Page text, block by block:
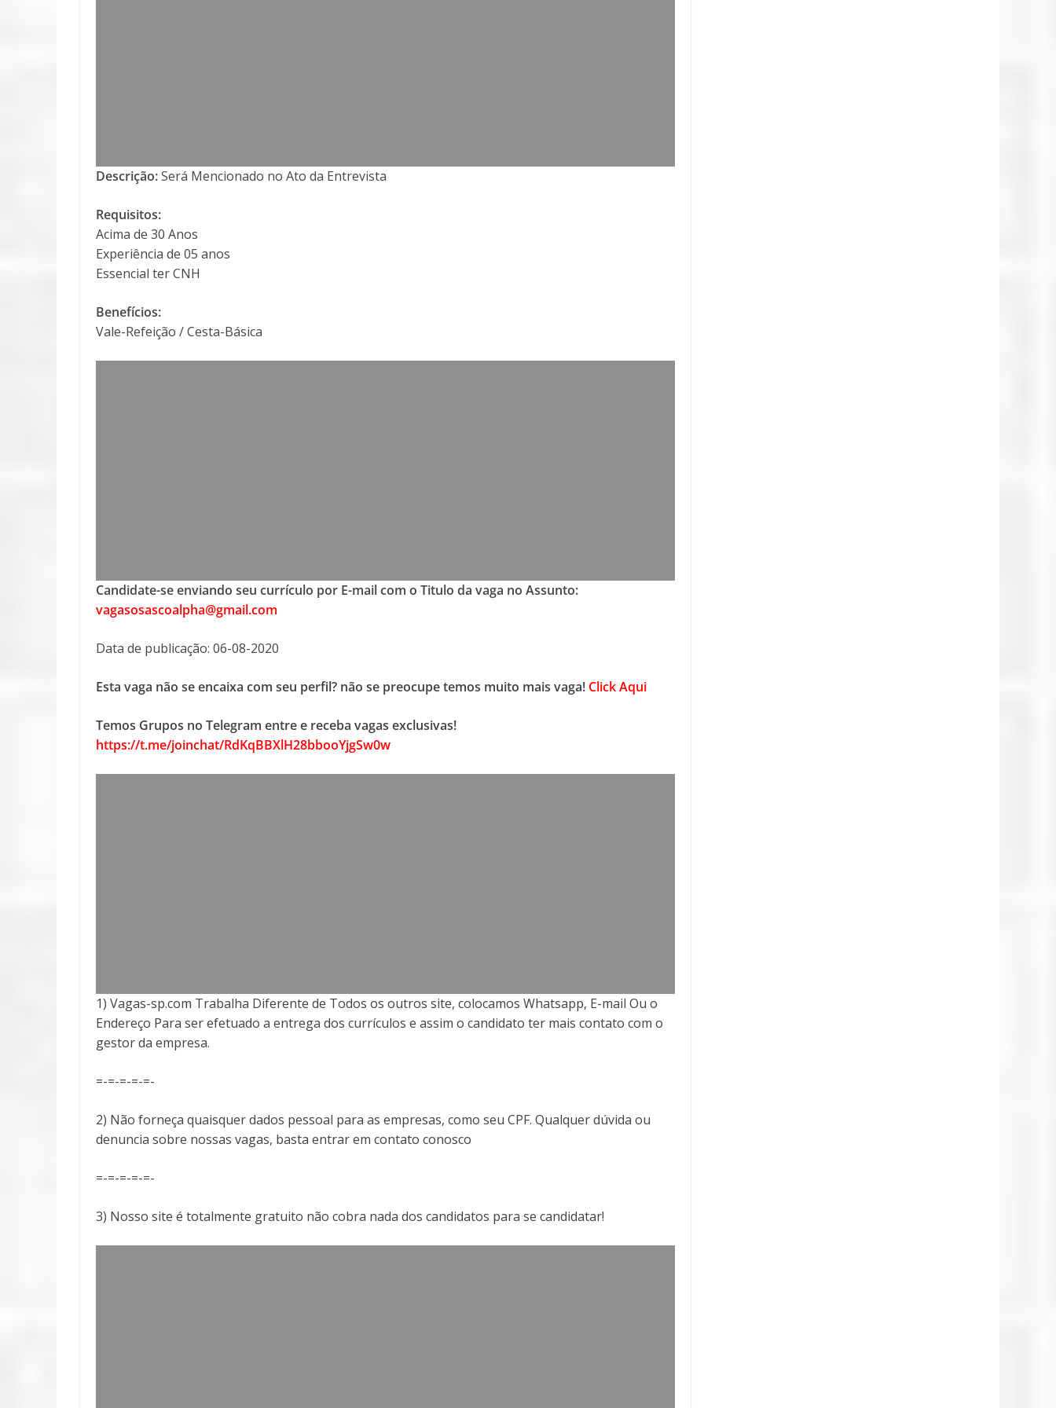
Descrição:Será Mencionado no Ato da Entrevista
Requisitos:
Acima de 30 Anos
Experiência de 05 anos
Essencial ter CNH
Benefícios:
Vale-Refeição / Cesta-Básica
Candidate-se enviando seu currículo por E-mail com o Titulo da vaga no Assunto:
vagasosascoalpha@gmail.com
Data de publicação: 06-08-2020
Esta vaga não se encaixa com seu perfil? não se preocupe temos muito mais vaga! Click Aqui
Temos Grupos no Telegram entre e receba vagas exclusivas!
https://t.me/joinchat/RdKqBBXlH28bbooYjgSw0w
1) Vagas-sp.com Trabalha Diferente de Todos os outros site, colocamos Whatsapp, E-mail Ou o
Endereço Para ser efetuado a entrega dos currículos e assim o candidato ter mais contato com o
gestor da empresa.
=-=-=-=-=-
2) Não forneça quaisquer dados pessoal para as empresas, como seu CPF. Qualquer dúvida ou
denuncia sobre nossas vagas, basta entrar em contato conosco
=-=-=-=-=-
3) Nosso site é totalmente gratuito não cobra nada dos candidatos para se candidatar!